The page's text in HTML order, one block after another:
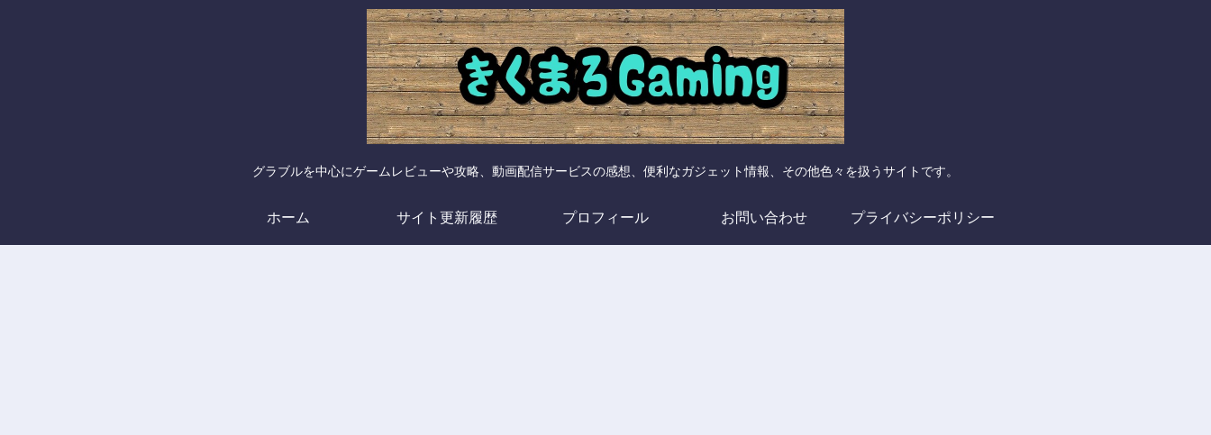
グラブルを中心にゲームレビューや攻略、動画配信サービスの感想、便利なガジェット情報、その他色々を扱うサイトです。
ホーム サイト更新履歴 プロフィール お問い合わせ プライバシーポリシー